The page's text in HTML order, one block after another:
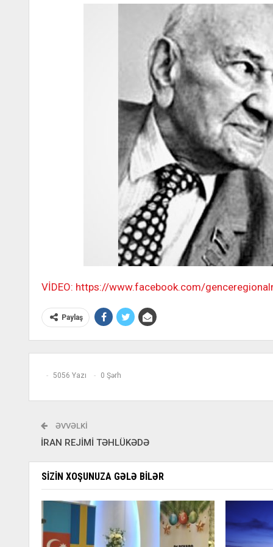
VİDEO: https://www.facebook.com/
Paylaş
5056 Yazı 0 Şərh
ƏVVƏLKI
İRAN REJİMİ TƏHLÜKƏDƏ
SIZIN XOŞUNUZA GƏLƏ BILƏR